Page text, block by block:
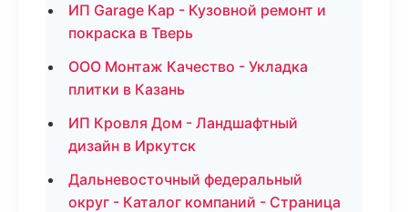
ИП Garage Кар - Кузовной ремонт и
покраска в Тверь
ООО Монтаж Качество - Укладка
плитки в Казань
ИП Кровля Дом - Ландшафтный
дизайн в Иркутск
Дальневосточный федеральный
округ - Каталог компаний - Страница